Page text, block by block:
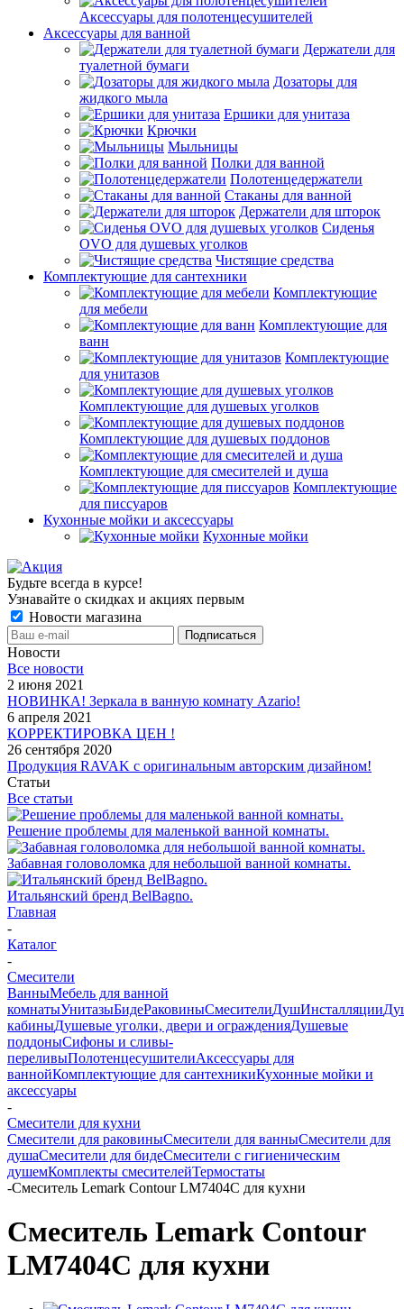
Аксессуары для полотенцесушителей
Аксессуары для ванной
Держатели для
туалетной бумаги
Дозаторы для
жидкого мыла
Ершики для унитаза
Крючки
Мыльницы
Полки для ванной
Полотенцедержатели
Стаканы для ванной
Держатели для шторок
Сиденья
OVO для душевых уголков
Чистящие средства
Комплектующие для сантехники
Комплектующие
для мебели
Комплектующие для
ванн
Комплектующие
для унитазов
Комплектующие для душевых уголков
Комплектующие для душевых поддонов
Комплектующие для смесителей и душа
Комплектующие
для писсуаров
Кухонные мойки и аксессуары
Кухонные мойки
Будьте всегда в курсе!
Узнавайте о скидках и акциях первым
Новости магазина
Новости
Все новости
2 июня 2021
НОВИНКА! Зеркала в ванную комнату Azario!
6 апреля 2021
КОРРЕКТИРОВКА ЦЕН !
26 сентября 2020
Продукция RAVAK с оригинальным авторским дизайном!
Статьи
Все статьи
Решение проблемы для маленькой ванной комнаты.
Забавная головоломка для небольшой ванной комнаты.
Итальянский бренд BelBagno.
Главная
-
Каталог
-
Смесители
ВанныМебель для ванной
комнатыУнитазыБидеРаковиныСмесителиДушИнсталляции
кабиныДушевые уголки, двери и огражденияДушевые
поддоныСифоны и сливы-
переливыПолотенцесушителиАксессуары для
ваннойКомплектующие для сантехникиКухонные мойки и
аксессуары
-
Смесители для кухни
Смесители для раковиныСмесители для ванныСмесители для
душаСмесители для бидеСмесители с гигиеническим
душемКомплекты смесителейТермостаты
-Смеситель Lemark Contour LM7404C для кухни
Смеситель Lemark Contour
LM7404C для кухни